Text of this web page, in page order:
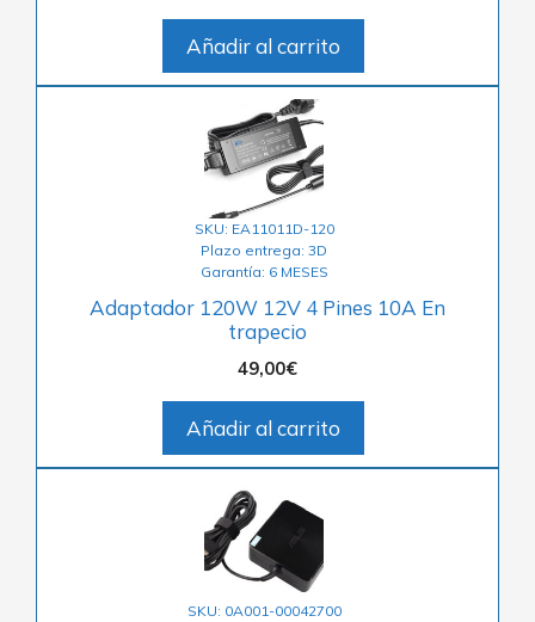
Añadir al carrito
SKU: EA11011D-120
Plazo entrega: 3D
Garantía: 6 MESES
Adaptador 120W 12V 4 Pines 10A En
trapecio
49,00€
Añadir al carrito
SKU: 0A001-00042700